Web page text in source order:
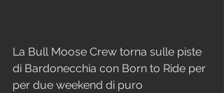
La Bull Moose Crew torna sulle piste
di Bardonecchia con Born to Ride per
per due weekend di puro